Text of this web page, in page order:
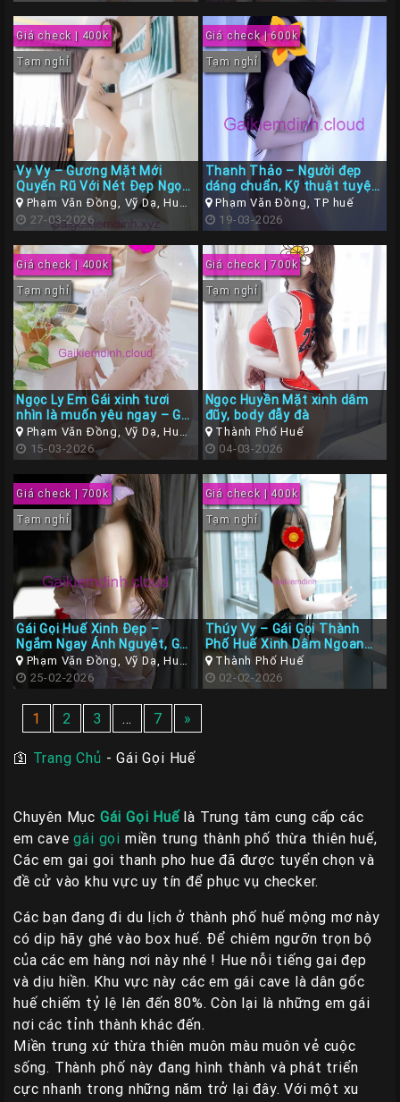
Giá check | 400k
Tạm nghỉ
Vy Vy – Gương Mặt Mới
Quyến Rũ Với Nét Đẹp Ngọt
Ngào
Phạm Văn Đồng, Vỹ Dạ, Huế,
Thừa Thiên Huế
27-03-2026
Giá check | 600k
Tạm nghỉ
Thanh Thảo – Người đẹp
dáng chuẩn, Kỹ thuật tuyệt
vời Chiều lòng checker
Phạm Văn Đồng, TP huế
19-03-2026
Giá check | 400k
Tạm nghỉ
Ngọc Ly Em Gái xinh tươi
nhìn là muốn yêu ngay – Gái
gọi TP Huế
Phạm Văn Đồng, Vỹ Dạ, Huế,
Thừa Thiên Huế
15-03-2026
Giá check | 700k
Tạm nghỉ
Ngọc Huyền Mặt xinh dâm
đũy, body đẫy đà
Thành Phố Huế
04-03-2026
Giá check | 700k
Tạm nghỉ
Gái Gọi Huế Xinh Đẹp –
Ngắm Ngay Ánh Nguyệt, Gợi
Cảm Đến Không Thể Cưỡng
Lại!
Phạm Văn Đồng, Vỹ Dạ, Huế,
Thừa Thiên Huế
25-02-2026
Giá check | 400k
Tạm nghỉ
Thúy Vy – Gái Gọi Thành
Phố Huế Xinh Dâm Ngoan
Tình
Thành Phố Huế
02-02-2026
1 2 3 … 7 »
🛐 Trang Chủ -Gái Gọi Huế
Chuyên Mục Gái Gọi Huếlà Trung tâm cung cấp các
em cavegái gọi miền trung thành phố thừa thiên huế,
Các em gai goi thanh pho hue đã được tuyển chọn và
đề cử vào khu vực uy tín để phục vụ checker.
Các bạn đang đi du lịch ở thành phố huế mộng mơ này
có dịp hãy ghé vào box huế. Để chiêm ngưỡn trọn bộ
của các em hàng nơi này nhé ! Hue nỗi tiếng gai đẹp
và dịu hiền. Khu vực này các em gái cave là dân gốc
huế chiếm tỷ lệ lên đến 80%. Còn lại là những em gái
nơi các tỉnh thành khác đến.
Miền trung xứ thừa thiên muôn màu muôn vẻ cuộc
sống. Thành phố này đang hình thành và phát triển
cực nhanh trong những năm trở lại đây. Với một xu